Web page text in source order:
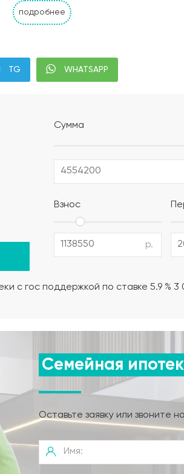
уплотнением;
(толщина утеплителя
AIII, поддерживающие и
влажностный режима);
подробнее
TG WHATSAPP
Сумма
Взнос
р.
с гос поддержкой по ставке 5.9 % 3
Семейная
Оставьте заявку или звоните